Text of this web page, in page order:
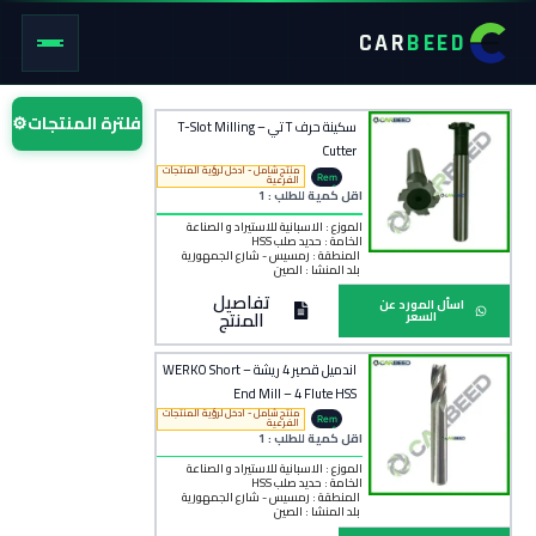
CARBEED
⚙فلترة المنتجات
سكينة حرف T تي – T-Slot Milling
Cutter
Rem
o
منتج شامل - ادخل لرؤية المنتجات
الفرعية
اقل كمية للطلب : 1
الموزع : الاسبانية للاستيراد و الصناعة
الخامة : حديد صلب HSS
المنطقة : رمسيس - شارع الجمهورية
بلد المنشأ :الصين
اسأل المورد عن
السعر تفاصيل
المنتج
اندميل قصير 4 ريشة – WERKO Short
End Mill – 4 Flute HSS
Rem
o
منتج شامل - ادخل لرؤية المنتجات
الفرعية
اقل كمية للطلب : 1
الموزع : الاسبانية للاستيراد و الصناعة
الخامة : حديد صلب HSS
المنطقة : رمسيس - شارع الجمهورية
بلد المنشأ : الصين